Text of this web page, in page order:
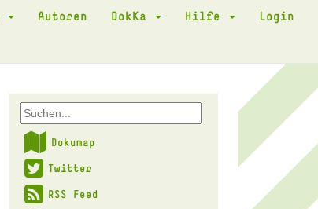
Autoren DokKa Hilfe Login
Dokumap
Twitter
RSS Feed